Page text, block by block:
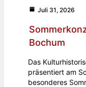
Juli 31, 2026
Bochum
Das
präsentiert am
besonderes